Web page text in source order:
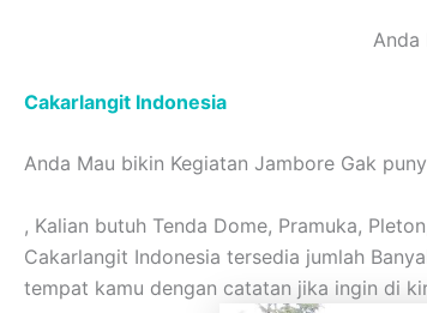
Anda
Cakarlangit Indonesia
Anda Mau bikin Kegiatan Jambore Gak
, Kalian butuh Tenda Dome, Pramuka,
Cakarlangit Indonesia tersedia jumlah
tempat kamu dengan catatan jika ingin di